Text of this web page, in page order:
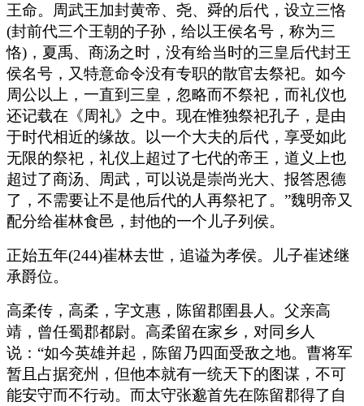
王命。周武王加封黄帝、尧、舜的后代，设立三恪
(封前代三个王朝的子孙，给以王侯名号，称为三
恪)，夏禹、商汤之时，没有给当时的三皇后代封王
侯名号，又特意命令没有专职的散官去祭祀。如今
周公以上，一直到三皇，忽略而不祭祀，而礼仪也
还记载在《周礼》之中。现在惟独祭祀孔子，是由
于时代相近的缘故。以一个大夫的后代，享受如此
无限的祭祀，礼仪上超过了七代的帝王，道义上也
超过了商汤、周武，可以说是崇尚光大、报答恩德
了，不需要让不是他后代的人再祭祀了。”魏明帝又
配分给崔林食邑，封他的一个儿子列侯。
正始五年(244)崔林去世，追谥为孝侯。儿子崔述继
承爵位。
高柔传，高柔，字文惠，陈留郡圉县人。父亲高
靖，曾任蜀郡都尉。高柔留在家乡，对同乡人
说：“如今英雄并起，陈留乃四面受敌之地。曹将军
暂且占据兖州，但他本就有一统天下的图谋，不可
能安守而不行动。而太守张邈首先在陈留郡得了自